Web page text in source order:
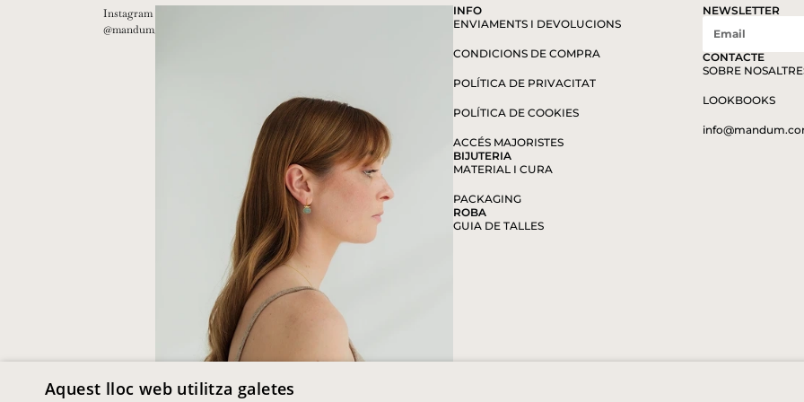
Instagram
@mandum__
INFO
ENVIAMENTS I DEVOLUCIONS
CONDICIONS DE COMPRA
POLÍTICA DE PRIVACITAT
POLÍTICA DE COOKIES
ACCÉS MAJORISTES
BIJUTERIA
MATERIAL I CURA
PACKAGING
ROBA
GUIA DE TALLES
NEWSLETTER
CONTACTE
SOBRE
LOOKBOOKS
Aquest lloc web utilitza galetes